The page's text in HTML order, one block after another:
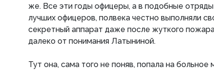
же. Все эти годы офицеры, а в подобные
лучших офицеров, полвека честно выполняли
секретный аппарат даже после жуткого
далеко от понимания Латыниной.
Тут она, сама того не поняв, попала на больное